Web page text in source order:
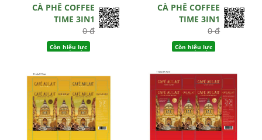
CÀ PHÊ COFFEE
TIME 3IN1
0 đ
Còn hiệu lực
CÀ PHÊ COFFEE
TIME 3IN1
0 đ
Còn hiệu lực